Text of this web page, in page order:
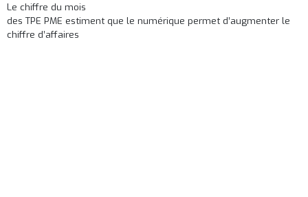
Le chiffre du mois
des TPE PME estiment que le numérique permet d’augmenter le
chiffre d’affaires